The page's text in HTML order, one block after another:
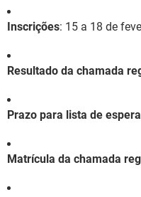
Inscrições: 15 a 18 de
Resultado da chamada
Prazo para lista de espera
Matrícula da chamada